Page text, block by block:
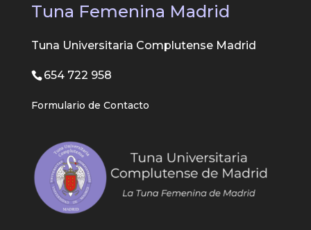
Tuna Femenina Madrid
Tuna Universitaria Complutense Madrid
654 722 958
Formulario de Contacto